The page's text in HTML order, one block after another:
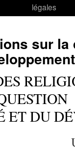
légales
sur la
ET DU